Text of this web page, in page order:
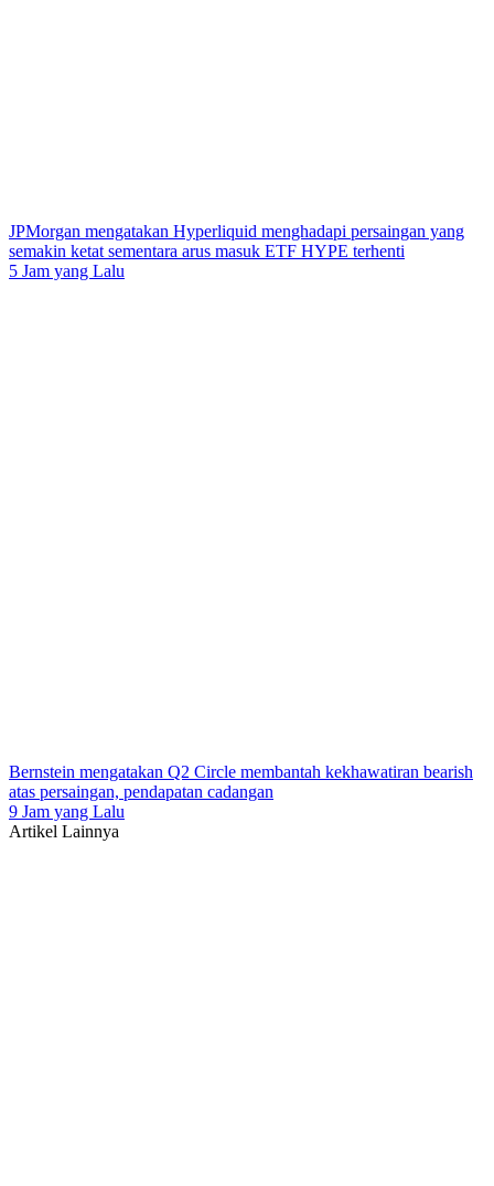
JPMorgan mengatakan Hyperliquid menghadapi persaingan yang
semakin ketat sementara arus masuk ETF HYPE terhenti
5 Jam yang Lalu
Bernstein mengatakan Q2 Circle membantah kekhawatiran bearish
atas persaingan, pendapatan cadangan
9 Jam yang Lalu
Artikel Lainnya